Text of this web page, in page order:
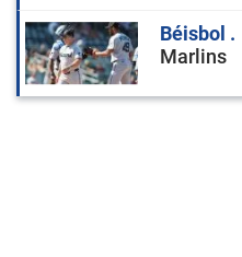
Béisbol
Marlins